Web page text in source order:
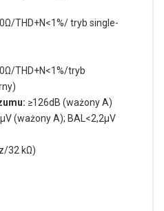
THD+N<1%/ tryb single-
THD+N<1%/tryb
≥126dB (ważony A)
(ważony A); BAL<2,2μV
32 kΩ)